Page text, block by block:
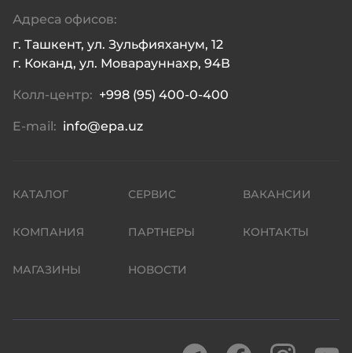
Адреса офисов:
г. Ташкент, ул. Зульфияханум, 12
г. Коканд, ул. Моварауннахр, 94В
Колл-центр: +998 (95) 400-0-400
E-mail: info@epa.uz
КАТАЛОГ
КОМПАНИЯ
МАГАЗИНЫ
СЕРВИС
ПАРТНЕРЫ
НОВОСТИ
ВАКАНСИИ
КОНТАКТЫ